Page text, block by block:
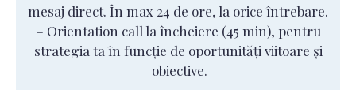
mesaj direct. În max 24 de ore, la orice întrebare.
– Orientation call la încheiere (45 min), pentru
strategia ta în funcție de oportunități viitoare și
obiective.